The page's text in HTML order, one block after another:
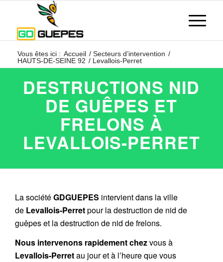
Vous êtes ici : Accueil / Secteurs d’intervention /
HAUTS-DE-SEINE 92 / Levallois-Perret
DESTRUCTIONS NID
DE GUÊPES ET
FRELONS À
LEVALLOIS-PERRET
La sociétéGDGUEPES intervient dans la ville
de Levallois-Perretpour la destruction de nid de
guêpes et la destruction de nid de frelons.
Nous intervenons rapidement chezvous à
Levallois-Perretau jour et à l’heure que vous